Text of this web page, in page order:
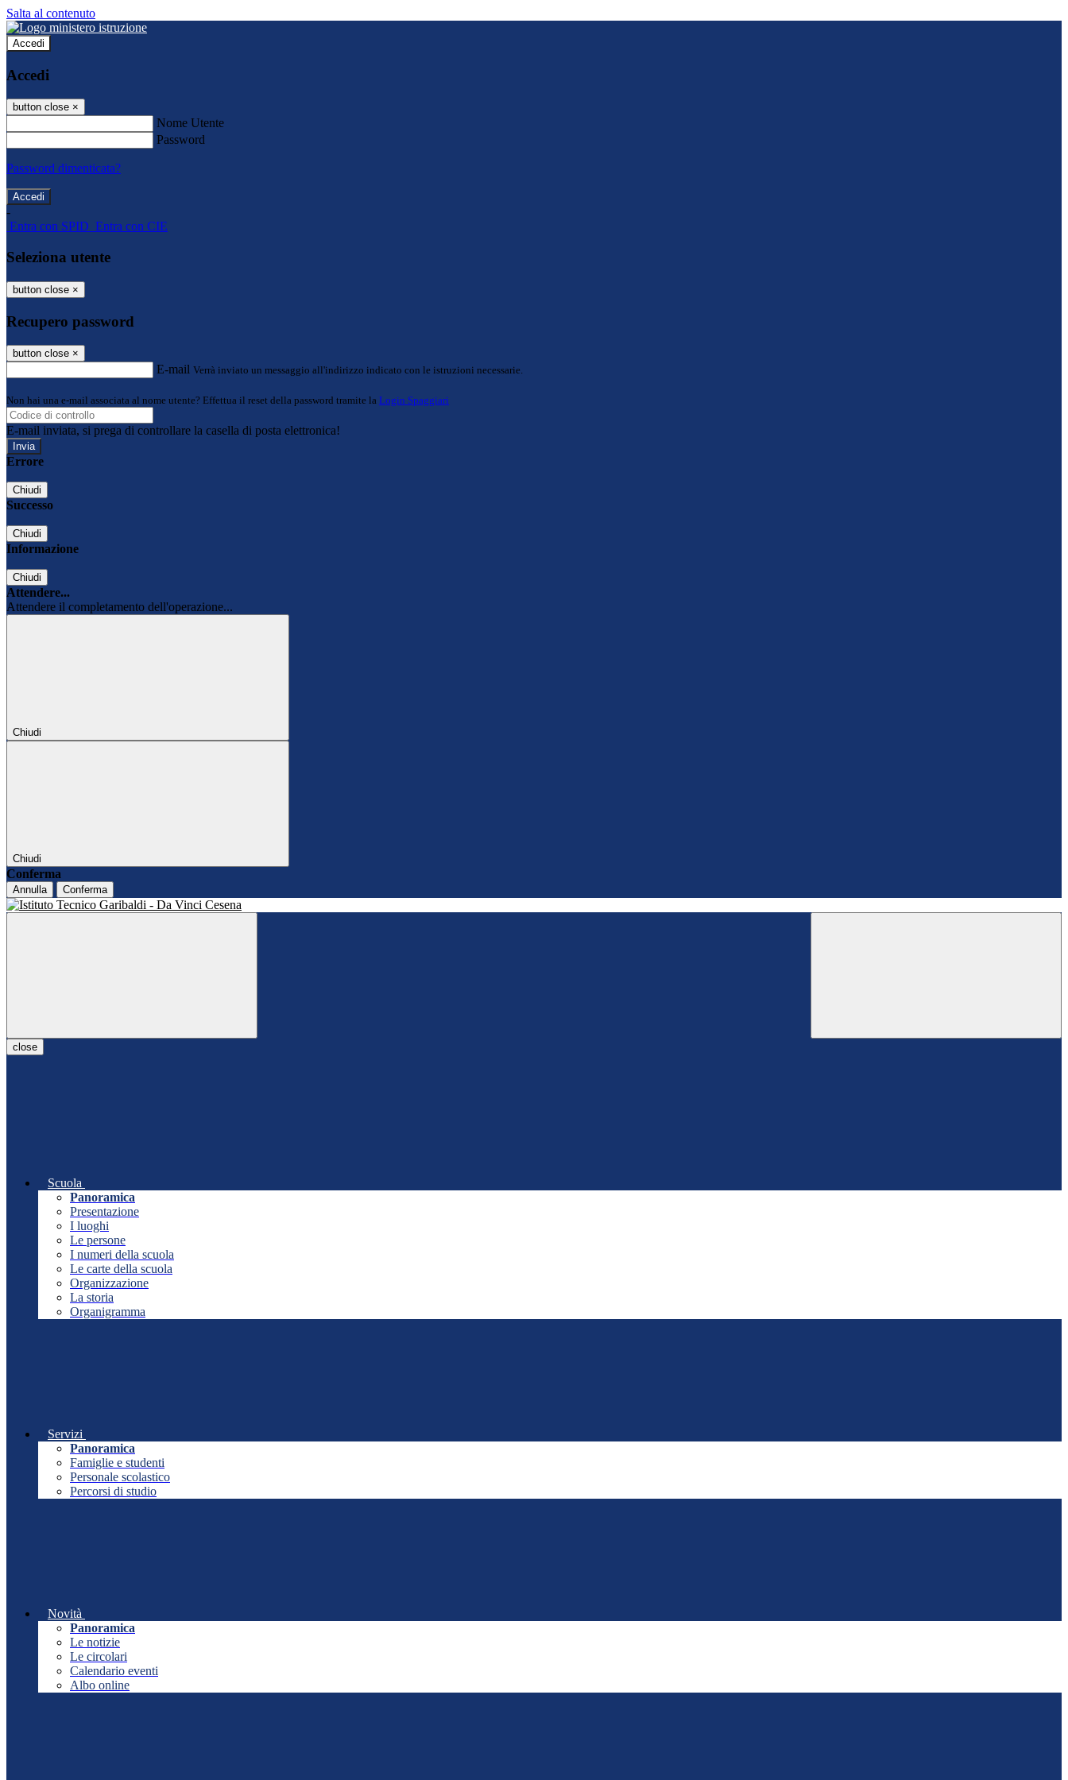
Salta al contenuto
Accedi
Accedi
button close ×
Nome Utente
Password
Password dimenticata?
-
Entra con SPID Entra con CIE
Seleziona utente
button close ×
Recupero password
button close ×
E-mail Verrà inviato un messaggio all'indirizzo indicato con le istruzioni necessarie.
Non hai una e-mail associata al nome utente? Effettua il reset della password tramite la Login Spaggiari
E-mail inviata, si prega di controllare la casella di posta elettronica!
Errore
Chiudi
Successo
Chiudi
Informazione
Chiudi
Attendere...
Attendere il completamento dell'operazione...
Chiudi
Chiudi
Conferma
Annulla Conferma
close
Scuola
Panoramica
Presentazione
I luoghi
Le persone
I numeri della scuola
Le carte della scuola
Organizzazione
La storia
Organigramma
Servizi
Panoramica
Famiglie e studenti
Personale scolastico
Percorsi di studio
Novità
Panoramica
Le notizie
Le circolari
Calendario eventi
Albo online